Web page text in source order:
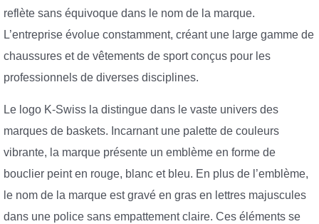
reflète sans équivoque dans le nom de la marque.
L’entreprise évolue constamment, créant une large gamme de
chaussures et de vêtements de sport conçus pour les
professionnels de diverses disciplines.
Le logo K-Swiss la distingue dans le vaste univers des
marques de baskets. Incarnant une palette de couleurs
vibrante, la marque présente un emblème en forme de
bouclier peint en rouge, blanc et bleu. En plus de l’emblème,
le nom de la marque est gravé en gras en lettres majuscules
dans une police sans empattement claire. Ces éléments se